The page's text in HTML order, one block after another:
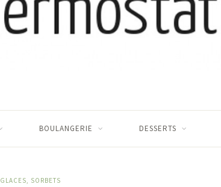
BOULANGERIE DESSERTS
GLACES, SORBETS